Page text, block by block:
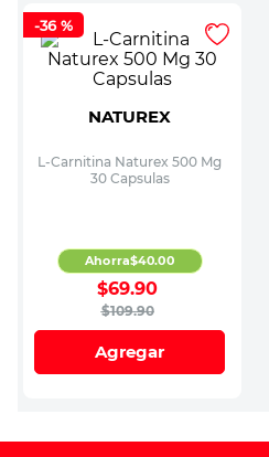
-36 %
NATUREX
L-Carnitina Naturex 500 Mg
30 Capsulas
$109.90
$69.90
Ahorra$40.00
Agregar